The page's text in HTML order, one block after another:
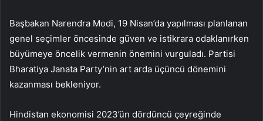
Başbakan Narendra Modi, 19 Nisan’da yapılması planlanan
genel seçimler öncesinde güven ve istikrara odaklanırken
büyümeye öncelik vermenin önemini vurguladı. Partisi
Bharatiya Janata Party’nin art arda üçüncü dönemini
kazanması bekleniyor.
Hindistan ekonomisi 2023’ün dördüncü çeyreğinde